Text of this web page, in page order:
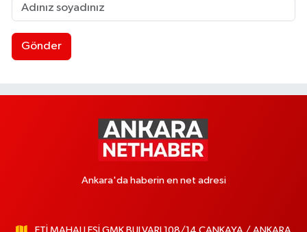
Gönder
Ankara'da haberin en net adresi